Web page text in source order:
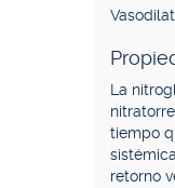
La
tiempo
retorno